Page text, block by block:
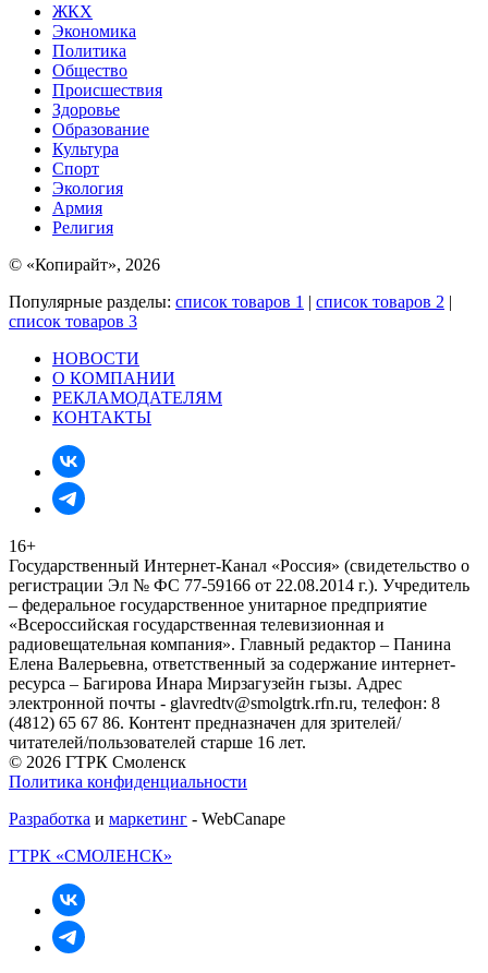
ЖКХ
Экономика
Политика
Общество
Происшествия
Здоровье
Образование
Культура
Спорт
Экология
Армия
Религия
© «Копирайт», 2026
Популярные разделы: список товаров 1 | список товаров 2 |
список товаров 3
НОВОСТИ
О КОМПАНИИ
РЕКЛАМОДАТЕЛЯМ
КОНТАКТЫ
16+
Государственный Интернет-Канал «Россия» (свидетельство о
регистрации Эл № ФС 77-59166 от 22.08.2014 г.). Учредитель
– федеральное государственное унитарное предприятие
«Всероссийская государственная телевизионная и
радиовещательная компания». Главный редактор – Панина
Елена Валерьевна, ответственный за содержание интернет-
ресурса – Багирова Инара Мирзагузейн гызы. Адрес
электронной почты - glavredtv@smolgtrk.rfn.ru, телефон: 8
(4812) 65 67 86. Контент предназначен для зрителей/
читателей/пользователей старше 16 лет.
© 2026 ГТРК Смоленск
Политика конфиденциальности
Разработка и маркетинг - WebCanape
ГТРК «СМОЛЕНСК»